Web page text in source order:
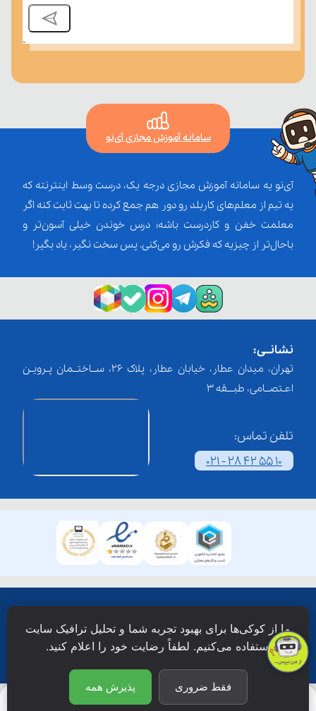
سامانه آموزش مجازی آی‌نو
آی‌نو یه سامانه آموزش مجازی درجه یک، درست وسط اینترنته که
یه تیم از معلم‌‌های کاربلد رو دور هم جمع کرده تا بهت ثابت کنه اگر
معلمت خفن و کاردرست باشه؛ درس خوندن خیلی آسون‌تر و
باحال‌تر از چیزیه که فکرش رو می‌کنی. پس سخت نگیر، یاد بگیر!
نشانــی:
تهران، میدان عطار، خیابان عطار، پلاک 26، ســاختــمان پـرویـن
اعـتصــامی، طبـــقه 3
تلفن تماس:
021 - 28 42 55 10
دانش نویان محفوظ است.
ما از کوکی‌ها برای بهبود تجربه شما و تحلیل ترافیک سایت
استفاده می‌کنیم. لطفاً رضایت خود را اعلام کنید.
فقط ضروری پذیرش همه